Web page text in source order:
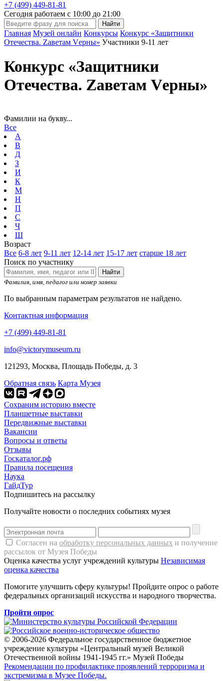
+7 (499) 449-81-81
Сегодня работаем с 10:00 до 21:00
Главная Музей онлайн Конкурсы Конкурс «Защитники
Отечества. Zаветам Vерны» Участники 9-11 лет
Конкурс «Защитники
Отечества. Zаветам Vерны»
Фамилии на букву...
Все
А
В
Д
З
И
К
М
Н
П
С
Ч
Ш
Возраст
Все 6-8 лет 9-11 лет 12-14 лет 15-17 лет старше 18 лет
Поиск по участнику
Найти
Фамилия, имя, педагог или номер заявки
По выбранным параметрам результатов не найдено.
Контактная информация
+7 (499) 449-81-81
info@victorymuseum.ru
121293, Москва, Площадь Победы, д. 3
Обратная связь Карта Музея
Сохраним историю вместе
Планшетные выставки
Передвижные выставки
Вакансии
Вопросы и ответы
Отзывы
Госкаталог.рф
Правила посещения
Наука
ГайдТур
Подпишитесь на рассылку
Получайте новости о последних событиях музея
Согласен на обработку персональных данных и получение
рассылок от Музея Победы
Оценка качества услуг учреждений культуры Независимая
оценка качества
Помогите улучшить сферу культуры! Пройдите опрос о работе
федеральных организаций искусства и народного творчества.
Пройти опрос
© 2006-2026 Федеральное государственное бюджетное
учреждение культуры «Центральный музей Великой
Отечественной войны 1941-1945 гг.» Музей Победы
Рекомендации по профилактике проявлений терроризма и
экстремизма в Музее Победы.